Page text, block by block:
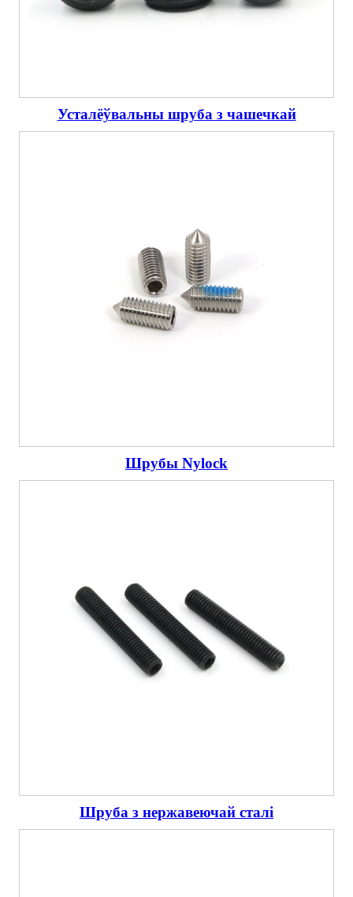
Усталёўвальны шруба з чашечкай
Шрубы Nylock
Шруба з нержавеючай сталі